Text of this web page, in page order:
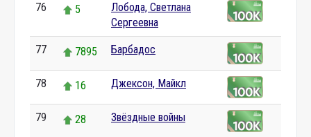
76 5
Лобода, Светлана
Сергеевна
77 7895 Барбадос
78 16 Джексон, Майкл
79 28 Звёздные войны